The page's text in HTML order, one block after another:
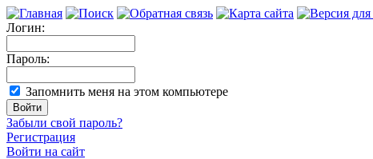
Логин:
Пароль:
Запомнить меня на этом компьютере
Забыли свой пароль?
Регистрация
Войти на сайт